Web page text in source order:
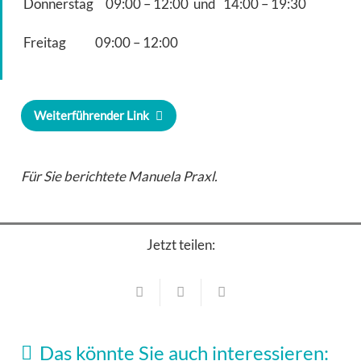
Donnerstag 09:00 – 12:00 und 14:00 – 19:30
Freitag 09:00 – 12:00
Weiterführender Link
Für Sie berichtete Manuela Praxl.
Jetzt teilen:
Das könnte Sie auch interessieren:
Kleines Theater Haar kann flexibel
Großer Andrang beim Tag der offenen Tür
Konzerte